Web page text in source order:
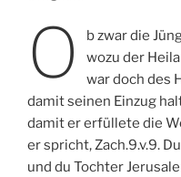
O
b zwar die
wozu der
war doch des
damit seinen Einzug
damit er erfüllete die
er spricht, Zach.9.v.9.
und du Tochter